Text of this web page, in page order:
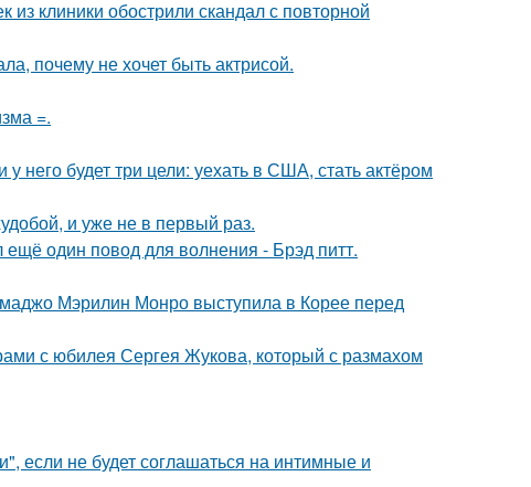
из клиники обострили скандал с повторной
почему не хочет быть актрисой.
=.
него будет три цели: уехать в США, стать актёром
и уже не в первый раз.
один повод для волнения - Брэд питт.
Мэрилин Монро выступила в Корее перед
с юбилея Сергея Жукова, который с размахом
если не будет соглашаться на интимные и